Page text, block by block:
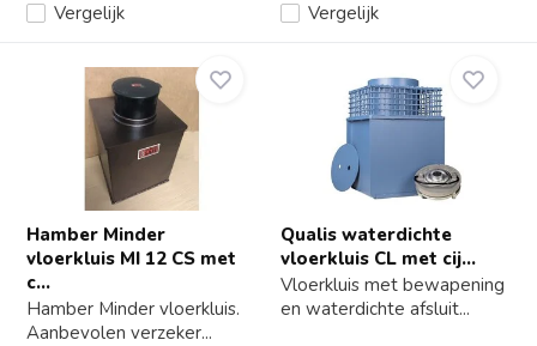
Vergelijk Vergelijk
Hamber Minder
vloerkluis MI 12 CS met
c...
Hamber Minder vloerkluis.
Aanbevolen verzeker...
Qualis waterdichte
vloerkluis CL met cij...
Vloerkluis met bewapening
en waterdichte afsluit...